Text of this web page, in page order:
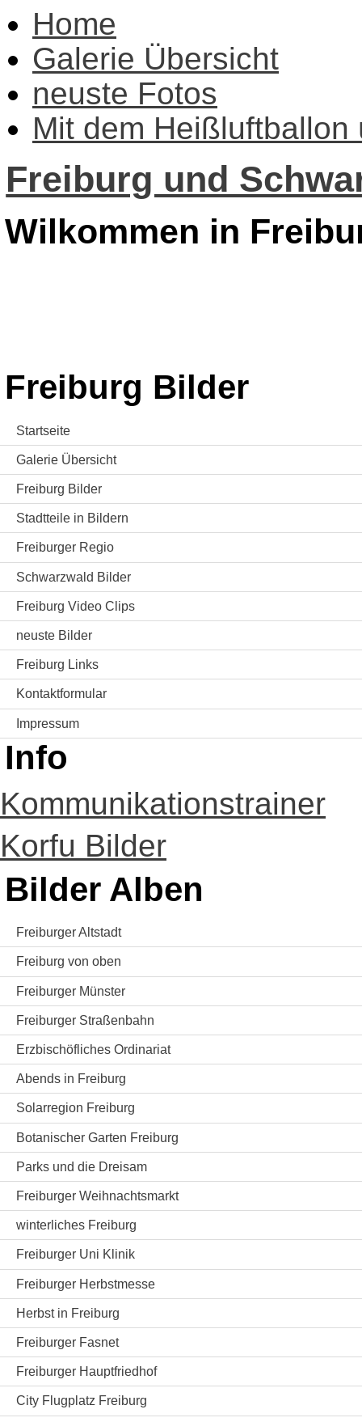
Home
Galerie Übersicht
neuste Fotos
Mit dem Heißluftballon
Freiburg und
Wilkommen in
Freiburg Bilder
Startseite
Galerie Übersicht
Freiburg Bilder
Stadtteile in Bildern
Freiburger Regio
Schwarzwald Bilder
Freiburg Video Clips
neuste Bilder
Freiburg Links
Kontaktformular
Impressum
Info
Kommunikationstrainer
Korfu Bilder
Bilder Alben
Freiburger Altstadt
Freiburg von oben
Freiburger Münster
Freiburger Straßenbahn
Erzbischöfliches Ordinariat
Abends in Freiburg
Solarregion Freiburg
Botanischer Garten Freiburg
Parks und die Dreisam
Freiburger Weihnachtsmarkt
winterliches Freiburg
Freiburger Uni Klinik
Freiburger Herbstmesse
Herbst in Freiburg
Freiburger Fasnet
Freiburger Hauptfriedhof
City Flugplatz Freiburg